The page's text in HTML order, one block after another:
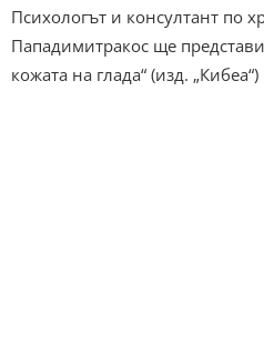
Психологът и консултант по
Пападимитракос ще
кожата на глада“ (изд.